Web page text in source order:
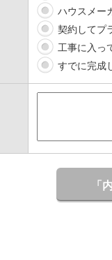
ハウスメー
契約してプ
工事に入っ
すでに完成
「